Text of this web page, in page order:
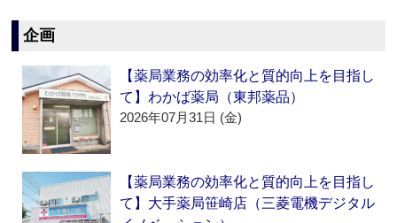
企画
【薬局業務の効率化と質的向上を目指し
て】わかば薬局（東邦薬品）
2026年07月31日 (金)
【薬局業務の効率化と質的向上を目指し
て】大手薬局笹崎店（三菱電機デジタル